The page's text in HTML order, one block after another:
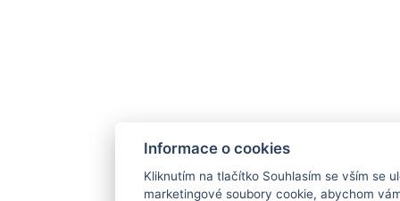
Informace o cookies
Kliknutím na tlačítko Souhlasím se vším se
marketingové soubory cookie, abychom